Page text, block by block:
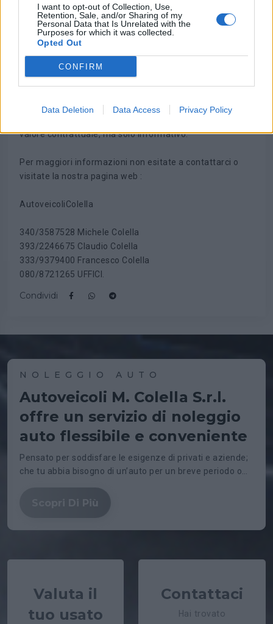
I want to opt-out of Collection, Use,
Retention, Sale, and/or Sharing of my
Personal Data that Is Unrelated with the
Purposes for which it was collected.
Opted Out
CONFIRM
Data Deletion Data Access Privacy Policy
AUTOVEICOLI HA PENSATO SU MISURA PER TE!LE
NOSTRE AUTO HANNO TUTTE IL LIBRETTO DEI SERVIZI,
QUINDI KILOMETRAGGIO ORIGINALE E DIMOSTRABILE -
NO SPIACEVOLI SORPRESE.
Possibilità di finanziamenti con tassi super vantaggiosi.
Le informazioni relative alle vetture, possono contenere
valore contrattuale, ma solo informativo.
Per maggiori informazioni non esitate a contattarci o
visitate la nostra pagina web :
AutoveicoliColella
340/3587528 Michele Colella
393/2246675 Claudio Colella
333/9379400 Francesco Colella
080/8721265 UFFICI.
Condividi
NOLEGGIO AUTO
Autoveicoli M. Colella S.r.l.
offre un servizio di noleggio
auto flessibile e conveniente
Pensato per soddisfare le esigenze di privati e aziende;
che tu abbia bisogno di un’auto per un breve periodo o
Scopri Di Più
Valuta il
tuo usato
Contattaci
Hai trovato